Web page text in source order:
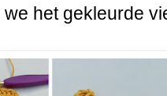
we het gekleurde